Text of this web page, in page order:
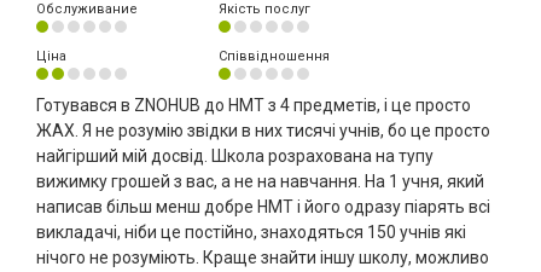
Обслуживание Якість послуг
Ціна Співвідношення
Готувався в ZNOHUB до НМТ з 4 предметів, і це просто
ЖАХ. Я не розумію звідки в них тисячі учнів, бо це просто
найгірший мій досвід. Школа розрахована на тупу
вижимку грошей з вас, а не на навчання. На 1 учня, який
написав більш менш добре НМТ і його одразу піарять всі
викладачі, ніби це постійно, знаходяться 150 учнів які
нічого не розуміють. Краще знайти іншу школу, можливо